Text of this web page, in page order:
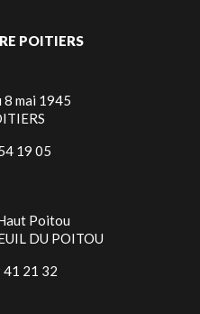
POITIERS
8 mai 1945
19 05
Poitou
DU POITOU
41 21 32